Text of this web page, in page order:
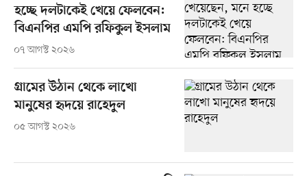
হচ্ছে দলটাকেই খেয়ে ফেলবেন:
বিএনপির এমপি রফিকুল ইসলাম
০৭ আগস্ট ২০২৬
গ্রামের উঠান থেকে লাখো
মানুষের হৃদয়ে রাহেদুল
০৫ আগস্ট ২০২৬